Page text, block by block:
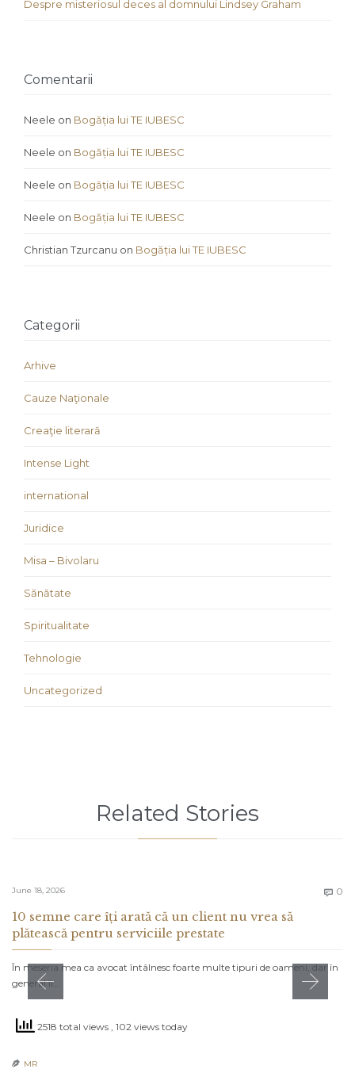
Despre misteriosul deces al domnului Lindsey Graham
Comentarii
Neele on Bogăția lui TE IUBESC
Neele on Bogăția lui TE IUBESC
Neele on Bogăția lui TE IUBESC
Neele on Bogăția lui TE IUBESC
Christian Tzurcanu on Bogăția lui TE IUBESC
Categorii
Arhive
Cauze Naţionale
Creaţie literară
Intense Light
international
Juridice
Misa – Bivolaru
Sănătate
Spiritualitate
Tehnologie
Uncategorized
Related Stories
June 18, 2026  0
10 semne care îți arată că un client nu vrea să
plătească pentru serviciile prestate
În meseria mea ca avocat întâlnesc foarte multe tipuri de oameni, dar în
general îi…
2518 total views , 102 views today
 MR